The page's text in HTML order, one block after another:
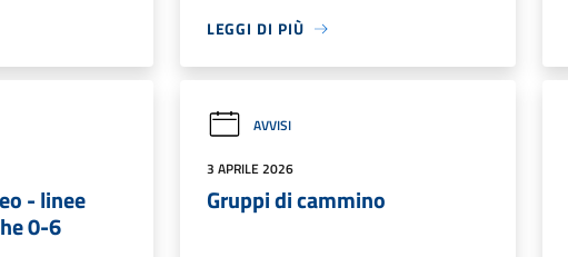
LEGGI DI PIÙ
- linee
0-6
AVVISI
3 APRILE 2026
Gruppi di cammino